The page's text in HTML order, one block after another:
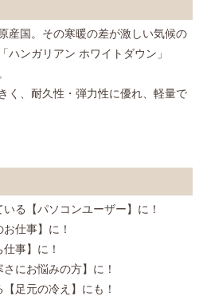
産国。その寒暖の差が激しい気候の
ハンガリアン ホワイトダウン」
く、耐久性・弾力性に優れ、軽量で
る【パソコンユーザー】に！
仕事】に！
事】に！
にお悩みの方】に！
足元の冷え】にも！